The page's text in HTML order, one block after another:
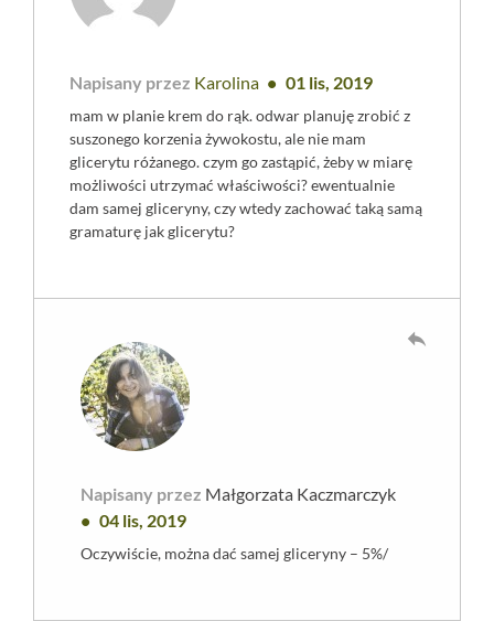
Napisany przez Karolina 01 lis, 2019
mam w planie krem do rąk. odwar planuję zrobić z
suszonego korzenia żywokostu, ale nie mam
glicerytu różanego. czym go zastąpić, żeby w miarę
możliwości utrzymać właściwości? ewentualnie
dam samej gliceryny, czy wtedy zachować taką samą
gramaturę jak glicerytu?
Napisany przez Małgorzata Kaczmarczyk
04 lis, 2019
Oczywiście, można dać samej gliceryny – 5%/
reply